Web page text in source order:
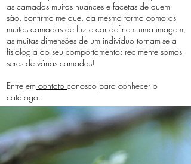
as camadas muitas nuances e facetas de quem
são, confirma-me que, da mesma forma como as
muitas camadas de luz e cor definem uma imagem,
as muitas dimensões de um indivíduo tornam-se a
fisiologia do seu comportamento: realmente somos
seres de várias camadas!
Entre em contato conosco para conhecer o
catálogo.